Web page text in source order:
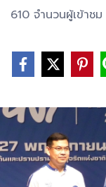
610 จำนวนผู้เข้าชม